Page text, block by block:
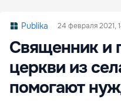
Publika 24 февраля 2021,
Священник и
церкви из
помогают